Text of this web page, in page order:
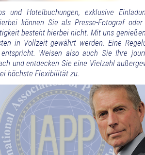
und Hotelbuchungen, exklusive
können Sie als Presse-Fotograf
besteht hierbei nicht. Mit uns
in Vollzeit gewährt werden. Eine
Weisen also auch Sie Ihre
und entdecken Sie eine Vielzahl
höchste Flexibilität zu.